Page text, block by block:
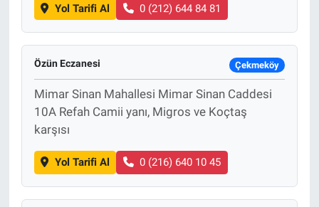
Yol Tarifi Al 0 (212) 644 84 81
Özün Eczanesi Çekmeköy
Mimar Sinan Mahallesi Mimar Sinan Caddesi
10A Refah Camii yanı, Migros ve Koçtaş
karşısı
Yol Tarifi Al 0 (216) 640 10 45